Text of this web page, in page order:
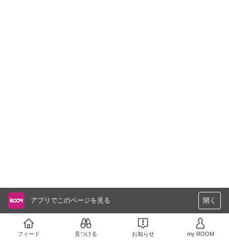
アプリでこのページを見る 開く
フィード 見つける お知らせ my ROOM